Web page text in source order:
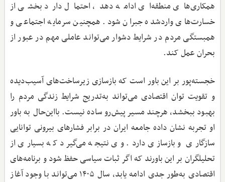
همکاری‌های منطقه‌ای ادامه دهد، احتمال دارد بخشی از
خسارت‌های واردشده جبران شود. همچنین سرمایه اجتماعی و
همبستگی مردم در شرایط دشوار می‌تواند عاملی مهم در عبور از
بحران عمل کند.
خجسته‌پور بر این باور است که بازسازی زیرساخت‌های آسیب‌دیده
و تقویت توان اقتصادی می‌تواند به‌تدریج شرایط زندگی مردم را
بهبود ببخشد، هرچند مسیر پیش‌رو ساده نیست. بااین‌حال به باور
او تجربه نشان داده جامعه ایران در برابر فشارهای بیرونی توانایی
سازگاری و بازسازی دارد. وی نتیجه می‌گیرد که بسیاری از
تحلیلگران بر این باورند که اگر ثبات سیاسی حفظ شود و برنامه‌های
اقتصادی به‌طور جدی ادامه یابد، سال ۱۴۰۵ می‌تواند با وجود آغاز